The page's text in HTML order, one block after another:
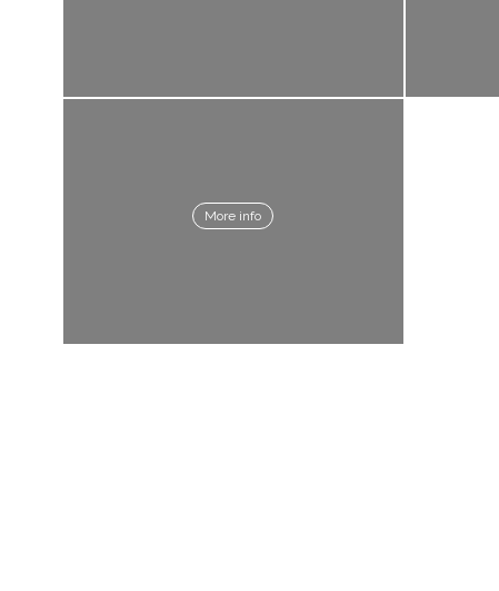
More info